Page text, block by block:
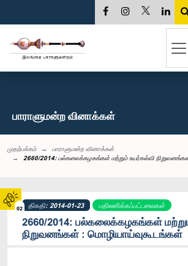
02
பாராளுமன்ற வினாக்கள்
முதற்பக்கம்
பாராளுமன்ற வினாக்கள்
2660/2014: பல்கலைக்கழகங்கள் மற்றும் உயர்கல்வி
திகதி: 2014-01-23 பதிலளிக்கப்பட்டவைகள்
2660/2014: பல்கலைக்கழகங்கள்
நிறுவனங்கள் : மொழியாய்வுகூடங்கள்